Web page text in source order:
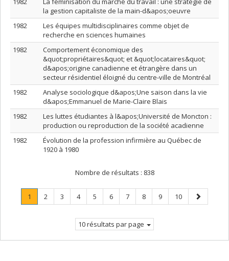
la gestion capitaliste de la main-d&apos;oeuvre
1982
Les équipes multidisciplinaires comme objet de
recherche en sciences humaines
1982
Comportement économique des
&quot;propriétaires&quot; et &quot;locataires&quot;
d&apos;origine canadienne et étrangère dans un
secteur résidentiel éloigné du centre-ville de Montréal
1982
Analyse sociologique d&apos;Une saison dans la vie
d&apos;Emmanuel de Marie-Claire Blais
1982
Les luttes étudiantes à l&apos;Université de Moncton :
production ou reproduction de la société acadienne
1982
Évolution de la profession infirmière au Québec de
1920 à 1980
Nombre de résultats : 838
Page
1
Page
Page
2 Page
3 Page
4 Page
5 Page
6 Page
7 Page
8 Page
9 Page
10
Page
suivante
10 résultats par page